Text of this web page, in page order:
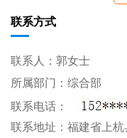
联系方式
联系人：郭女士
所属部门：综合部
联系电话：
联系地址：福建省上